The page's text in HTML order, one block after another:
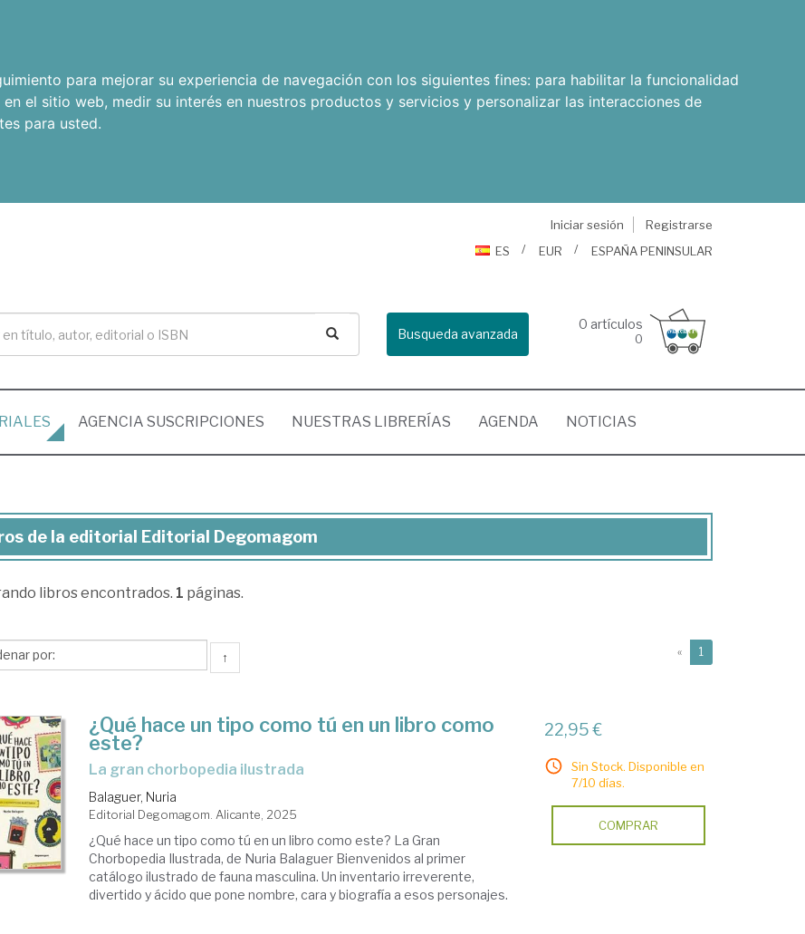
para mejorar su experiencia de navegación con los siguientes fines: para habilitar la funcionalidad
en el sitio web, medir su interés en nuestros productos y servicios y personalizar las interacciones de
para usted.
Iniciar sesión
Registrarse
ES
EUR ESPAÑA PENINSULAR
Busqueda avanzada
0 artículos
0
AGENCIA SUSCRIPCIONES NUESTRAS LIBRERÍAS AGENDA NOTICIAS
de la editorial Editorial Degomagom
libros encontrados. 1 páginas.
↑ « 1
¿Qué hace un tipo como tú en un libro como
este?
La gran chorbopedia ilustrada
Balaguer, Nuria
Editorial Degomagom. Alicante, 2025
¿Qué hace un tipo como tú en un libro como este? La Gran
Chorbopedia Ilustrada, de Nuria Balaguer Bienvenidos al primer
catálogo ilustrado de fauna masculina. Un inventario irreverente,
divertido y ácido que pone nombre, cara y biografía a esos personajes.
22,95 €
Sin Stock. Disponible en
7/10 días.
COMPRAR